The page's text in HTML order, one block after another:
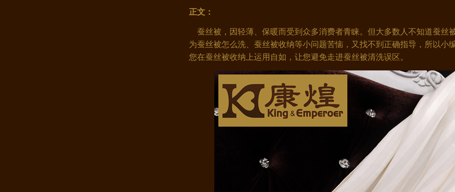
正文：
蚕丝被，因轻薄、保暖而受到众多消费者青睐。但大多数人不知道蚕丝
为蚕丝被怎么洗、蚕丝被收纳等小问题苦恼，又找不到正确指导，所以小
您在蚕丝被收纳上运用自如，让您避免走进蚕丝被清洗误区。